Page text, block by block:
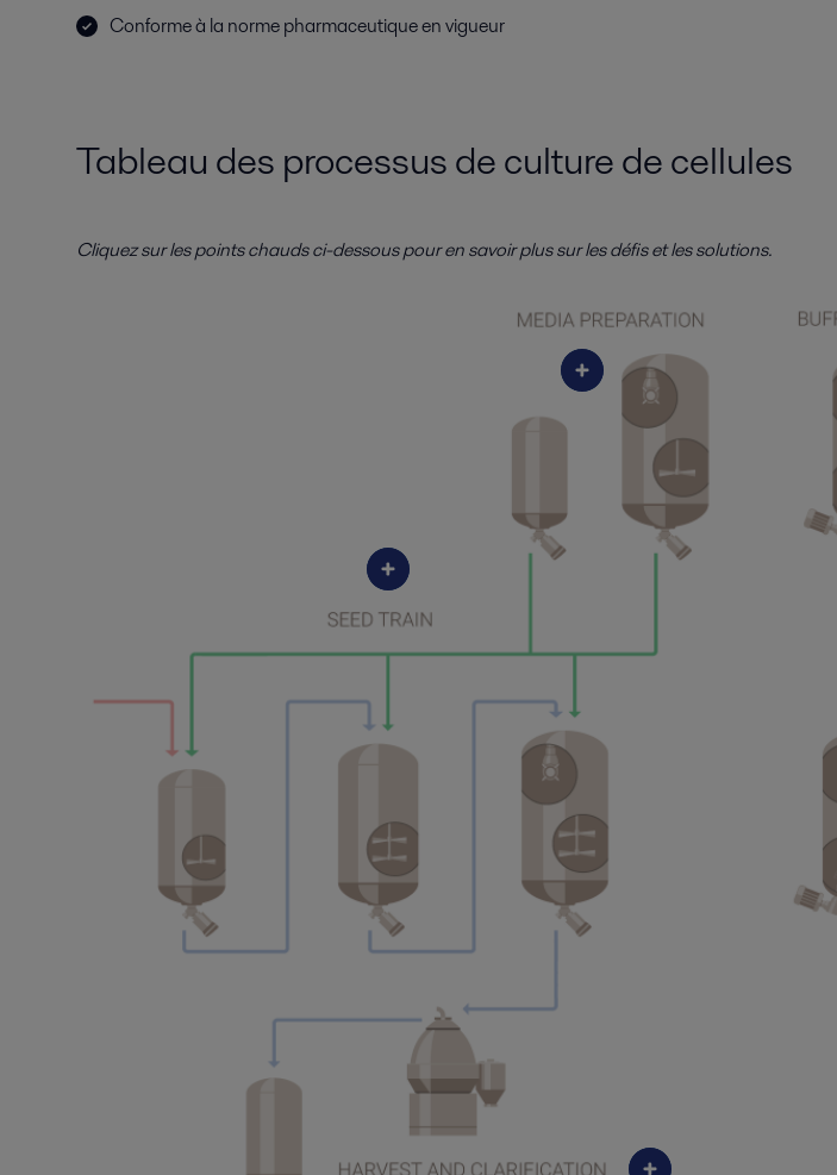
Conforme à la norme pharmaceutique en vigueur
Tableau des processus de culture de cellules
Cliquez sur les points chauds ci-dessous pour en savoir plus sur les défis et les solutions.